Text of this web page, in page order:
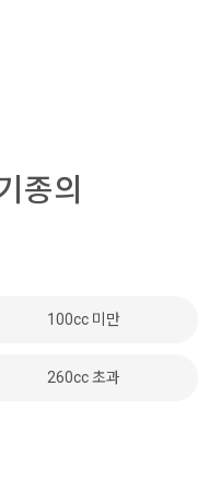
종의
100cc 미만
260cc 초과